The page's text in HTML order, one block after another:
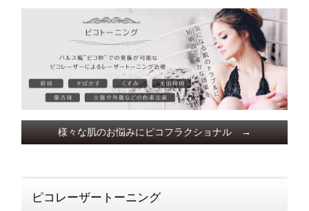
様々な肌のお悩みにピコフラクショナル →
ピコレーザートーニング